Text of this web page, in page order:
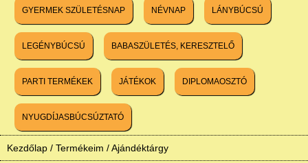
GYERMEK SZÜLETÉSNAP NÉVNAP LÁNYBÚCSÚ
LEGÉNYBÚCSÚ BABASZÜLETÉS, KERESZTELŐ
PARTI TERMÉKEK JÁTÉKOK DIPLOMAOSZTÓ
NYUGDÍJASBÚCSÚZTATÓ
Kezdőlap / Termékeim /Ajándéktárgy